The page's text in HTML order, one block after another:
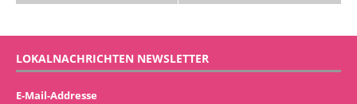
LOKALNACHRICHTEN NEWSLETTER
E-Mail-Addresse